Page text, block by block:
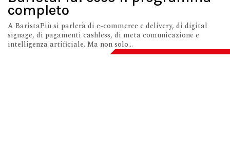
completo
A BaristaPiù si parlerà di e-commerce e delivery, di digital
signage, di pagamenti cashless, di meta comunicazione e
intelligenza artificiale. Ma non solo...